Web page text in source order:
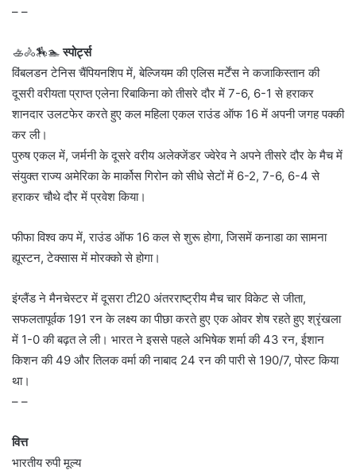
– –
🚣🚴🏇🏊स्पोर्ट्स
विंबलडन टेनिस चैंपियनशिप में, बेल्जियम की एलिस मर्टेंस ने कजाकिस्तान की
दूसरी वरीयता प्राप्त एलेना रिबाकिना को तीसरे दौर में 7-6, 6-1 से हराकर
शानदार उलटफेर करते हुए कल महिला एकल राउंड ऑफ 16 में अपनी जगह पक्की
कर ली।
पुरुष एकल में, जर्मनी के दूसरे वरीय अलेक्जेंडर ज्वेरेव ने अपने तीसरे दौर के मैच में
संयुक्त राज्य अमेरिका के मार्कोस गिरोन को सीधे सेटों में 6-2, 7-6, 6-4 से
हराकर चौथे दौर में प्रवेश किया।
फीफा विश्व कप में, राउंड ऑफ 16 कल से शुरू होगा, जिसमें कनाडा का सामना
ह्यूस्टन, टेक्सास में मोरक्को से होगा।
इंग्लैंड ने मैनचेस्टर में दूसरा टी20 अंतरराष्ट्रीय मैच चार विकेट से जीता,
सफलतापूर्वक 191 रन के लक्ष्य का पीछा करते हुए एक ओवर शेष रहते हुए श्रृंखला
में 1-0 की बढ़त ले ली। भारत ने इससे पहले अभिषेक शर्मा की 43 रन, ईशान
किशन की 49 और तिलक वर्मा की नाबाद 24 रन की पारी से 190/7, पोस्ट किया
था।
– –
वित्त
भारतीय रुपी मूल्य